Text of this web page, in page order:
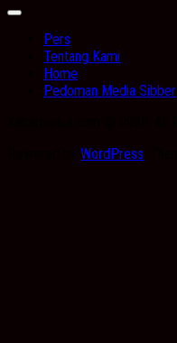
Expand
Pers
Tentang Kami
Home
Pedoman Media Sibber
WordPress